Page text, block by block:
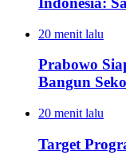
20 menit lalu
Prabowo
Bangun
20 menit lalu
Target